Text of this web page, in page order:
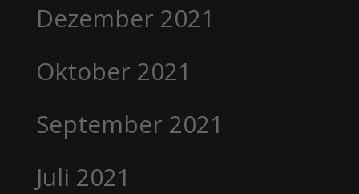
Dezember 2021
Oktober 2021
September 2021
Juli 2021